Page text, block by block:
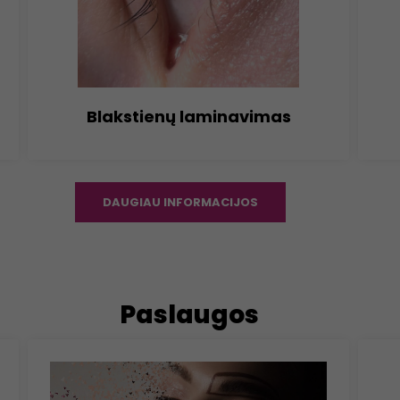
Blakstienų laminavimas
DAUGIAU INFORMACIJOS
Paslaugos